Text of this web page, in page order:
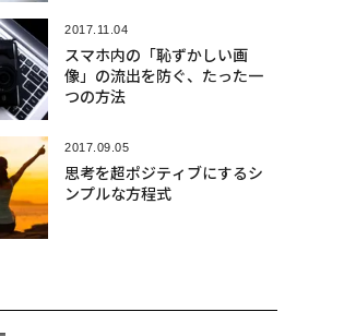
2017.11.04
スマホ内の「恥ずかしい画
像」の流出を防ぐ、たった一
つの方法
2017.09.05
思考を超ポジティブにするシ
ンプルな方程式